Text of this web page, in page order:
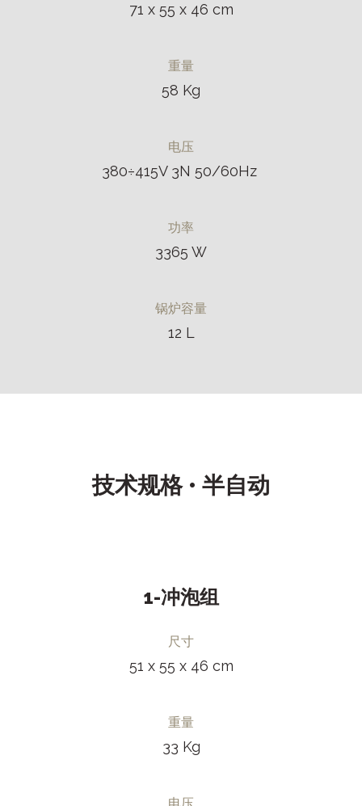
71 x 55 x 46 cm
重量
58 Kg
电压
380÷415V 3N 50/60Hz
功率
3365 W
锅炉容量
12 L
技术规格 • 半自动
1-冲泡组
尺寸
51 x 55 x 46 cm
重量
33 Kg